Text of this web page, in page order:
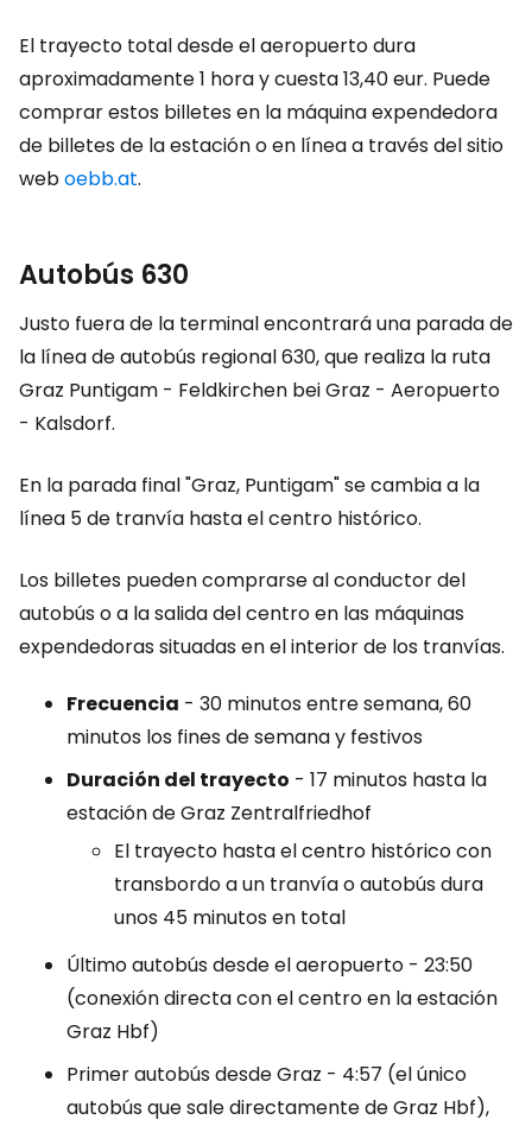
El trayecto total desde el aeropuerto dura
aproximadamente 1 hora y cuesta 13,40 eur. Puede
comprar estos billetes en la máquina expendedora
de billetes de la estación o en línea a través del sitio
weboebb.at.
Autobús 630
Justo fuera de la terminal encontrará una parada de
la línea de autobús regional 630, que realiza la ruta
Graz Puntigam - Feldkirchen bei Graz - Aeropuerto
- Kalsdorf.
En la parada final "Graz, Puntigam" se cambia a la
línea 5 de tranvía hasta el centro histórico.
Los billetes pueden comprarse al conductor del
autobús o a la salida del centro en las máquinas
expendedoras situadas en el interior de los tranvías.
Frecuencia - 30 minutos entre semana, 60
minutos los fines de semana y festivos
Duración del trayecto - 17 minutos hasta la
estación de Graz Zentralfriedhof
El trayecto hasta el centro histórico con
transbordo a un tranvía o autobús dura
unos 45 minutos en total
Último autobús desde el aeropuerto - 23:50
(conexión directa con el centro en la estación
Graz Hbf)
Primer autobús desde Graz - 4:57 (el único
autobús que sale directamente de Graz Hbf),